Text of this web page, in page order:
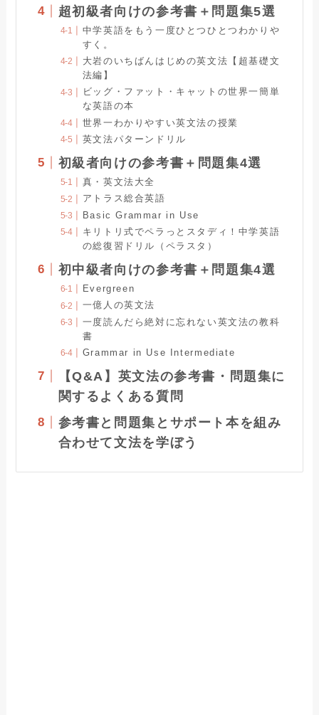
超初級者向けの参考書＋問題集5選
中学英語をもう一度ひとつひとつわかりや
すく。
大岩のいちばんはじめの英文法【超基礎文
法編】
ビッグ・ファット・キャットの世界一簡単
な英語の本
世界一わかりやすい英文法の授業
英文法パターンドリル
初級者向けの参考書＋問題集4選
真・英文法大全
アトラス総合英語
Basic Grammar in Use
キリトリ式でペラっとスタディ！中学英語
の総復習ドリル（ペラスタ）
初中級者向けの参考書＋問題集4選
Evergreen
一億人の英文法
一度読んだら絶対に忘れない英文法の教科
書
Grammar in Use Intermediate
【Q&A】英文法の参考書・問題集に
関するよくある質問
参考書と問題集とサポート本を組み
合わせて文法を学ぼう